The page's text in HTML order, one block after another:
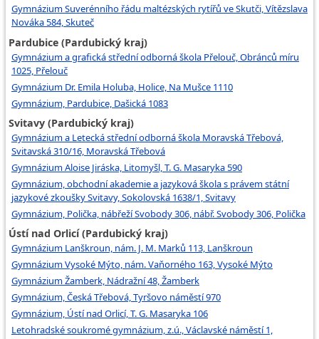
Gymnázium Suverénního řádu maltézských rytířů ve Skutči, Vítězslava
Nováka 584, Skuteč
Pardubice (Pardubický kraj)
Gymnázium a grafická střední odborná škola Přelouč, Obránců míru
1025, Přelouč
Gymnázium Dr. Emila Holuba, Holice, Na Mušce 1110
Gymnázium, Pardubice, Dašická 1083
Svitavy (Pardubický kraj)
Gymnázium a Letecká střední odborná škola Moravská Třebová,
Svitavská 310/16, Moravská Třebová
Gymnázium Aloise Jiráska, Litomyšl, T. G. Masaryka 590
Gymnázium, obchodní akademie a jazyková škola s právem státní
jazykové zkoušky Svitavy, Sokolovská 1638/1, Svitavy
Gymnázium, Polička, nábřeží Svobody 306, nábř. Svobody 306, Polička
Ústí nad Orlicí (Pardubický kraj)
Gymnázium Lanškroun, nám. J. M. Marků 113, Lanškroun
Gymnázium Vysoké Mýto, nám. Vaňorného 163, Vysoké Mýto
Gymnázium Žamberk, Nádražní 48, Žamberk
Gymnázium, Česká Třebová, Tyršovo náměstí 970
Gymnázium, Ústí nad Orlicí, T. G. Masaryka 106
Letohradské soukromé gymnázium, z.ú., Václavské náměstí 1,